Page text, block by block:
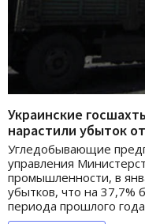
Украинские
нарастили убыток
Угледобывающие
управления
промышленности, в
убытков, что на 37,7%
периода прошлого